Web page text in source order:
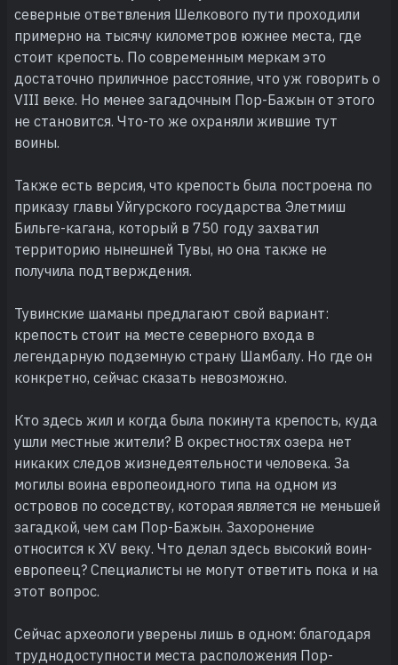
северные ответвления Шелкового пути проходили
примерно на тысячу километров южнее места, где
стоит крепость. По современным меркам это
достаточно приличное расстояние, что уж говорить о
VIII веке. Но менее загадочным Пор-Бажын от этого
не становится. Что-то же охраняли жившие тут
воины.
Также есть версия, что крепость была построена по
приказу главы Уйгурского государства Элетмиш
Бильге-кагана, который в 750 году захватил
территорию нынешней Тувы, но она также не
получила подтверждения.
Тувинские шаманы предлагают свой вариант:
крепость стоит на месте северного входа в
легендарную подземную страну Шамбалу. Но где он
конкретно, сейчас сказать невозможно.
Кто здесь жил и когда была покинута крепость, куда
ушли местные жители? В окрестностях озера нет
никаких следов жизнедеятельности человека. За
могилы воина европеоидного типа на одном из
островов по соседству, которая является не меньшей
загадкой, чем сам Пор-Бажын. Захоронение
относится к XV веку. Что делал здесь высокий воин-
европеец? Специалисты не могут ответить пока и на
этот вопрос.
Сейчас археологи уверены лишь в одном: благодаря
труднодоступности места расположения Пор-